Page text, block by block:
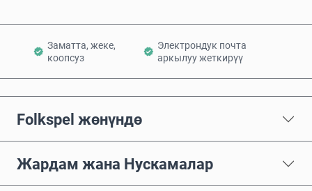
Заматта, жеке,
коопсуз
Электрондук почта
аркылуу жеткирүү
Folkspel жөнүндө
Жардам жана Нускамалар